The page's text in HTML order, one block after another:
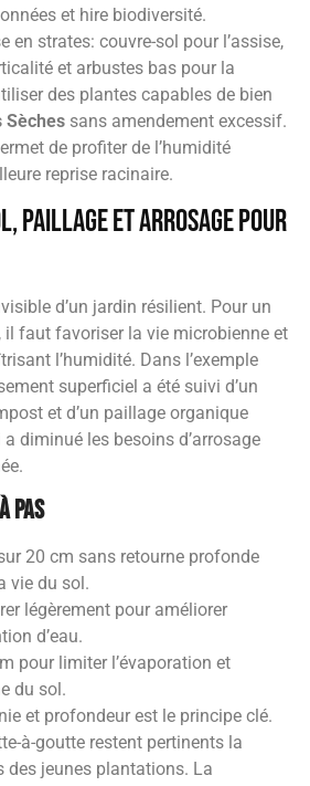
et hire biodiversité.
en strates: couvre-sol pour l’assise,
et arbustes bas pour la
des plantes capables de bien
Sèches sans amendement excessif.
de profiter de l’humidité
reprise racinaire.
paillage et arrosage pour
d’un jardin résilient. Pour un
il faut favoriser la vie microbienne et
l’humidité. Dans l’exemple
superficiel a été suivi d’un
et d’un paillage organique
a diminué les besoins d’arrosage
pas
20 cm sans retourne profonde
vie du sol.
légèrement pour améliorer
d’eau.
pour limiter l’évaporation et
du sol.
et profondeur est le principe clé.
à-goutte restent pertinents la
des jeunes plantations. La